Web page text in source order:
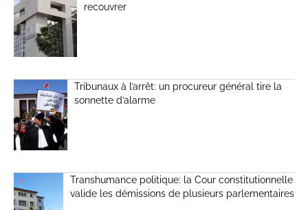
recouvrer
Tribunaux à l’arrêt: un procureur général tire la
sonnette d’alarme
Transhumance politique: la Cour constitutionnelle
valide les démissions de plusieurs parlementaires